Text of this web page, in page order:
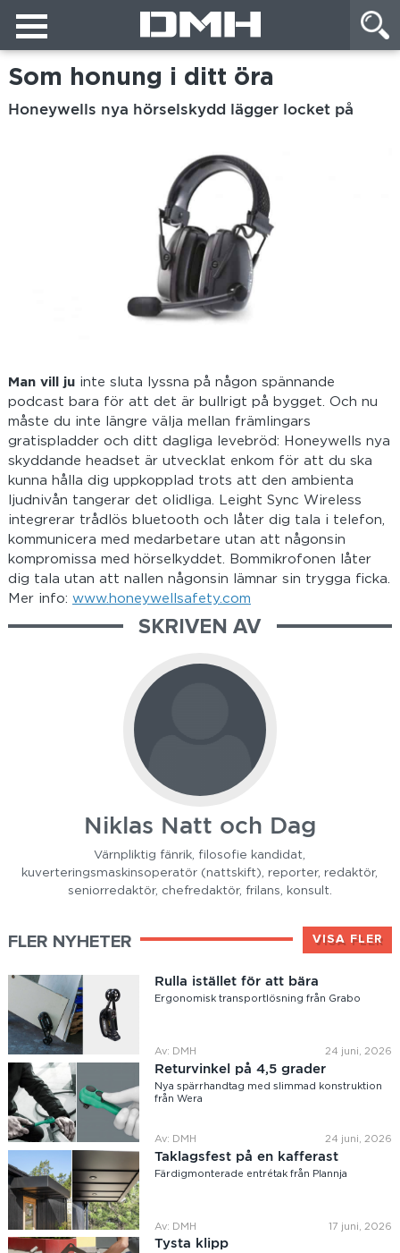
Som honung i ditt öra
Honeywells nya hörselskydd lägger locket på
Man vill juinte sluta lyssna på någon spännande
podcast bara för att det är bullrigt på bygget. Och nu
måste du inte längre välja mellan främlingars
gratispladder och ditt dagliga levebröd: Honeywells nya
skyddande headset är utvecklat enkom för att du ska
kunna hålla dig uppkopplad trots att den ambienta
ljudnivån tangerar det olidliga. Leight Sync Wireless
integrerar trådlös bluetooth och låter dig tala i telefon,
kommunicera med medarbetare utan att någonsin
kompromissa med hörselkyddet. Bommikrofonen låter
dig tala utan att nallen någonsin lämnar sin trygga ficka.
Mer info: www.honeywellsafety.com
SKRIVEN AV
Niklas Natt och Dag
Värnpliktig fänrik, filosofie kandidat,
kuverteringsmaskinsoperatör (nattskift), reporter, redaktör,
seniorredaktör, chefredaktör, frilans, konsult.
FLER NYHETER VISA FLER
Rulla istället för att bära
Ergonomisk transportlösning från Grabo
Av: DMH 24 juni, 2026
Returvinkel på 4,5 grader
Nya spärrhandtag med slimmad konstruktion
från Wera
Av: DMH 24 juni, 2026
Taklagsfest på en kafferast
Färdigmonterade entrétak från Plannja
Av: DMH 17 juni, 2026
Tysta klipp